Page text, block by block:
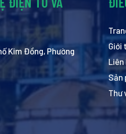
Kim Đồng, Phường
Giới
Liên
Sản
Thư